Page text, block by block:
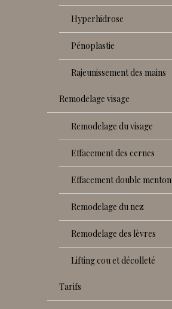
hyperhidrose
pénoplastie
rajeunissement des mains
remodelage visage
remodelage du visage
effacement des cernes
effacement double menton
remodelage du nez
remodelage des lèvres
lifting cou et décolleté
tarifs